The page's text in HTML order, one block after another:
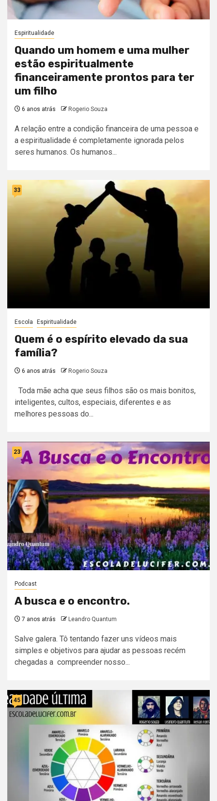
Espiritualidade
Quando um homem e uma mulher
estão espiritualmente
financeiramente prontos para ter
um filho
6 anos atrás Rogerio Souza
A relação entre a condição financeira de uma pessoa e
a espiritualidade é completamente ignorada pelos
seres humanos. Os humanos...
33
Escola Espiritualidade
Quem é o espírito elevado da sua
família?
6 anos atrás Rogerio Souza
Toda mãe acha que seus filhos são os mais bonitos,
inteligentes, cultos, especiais, diferentes e as
melhores pessoas do...
23
Podcast
A busca e o encontro.
7 anos atrás Leandro Quantum
Salve galera. Tô tentando fazer uns vídeos mais
simples e objetivos para ajudar as pessoas recém
chegadas a compreender nosso...
45